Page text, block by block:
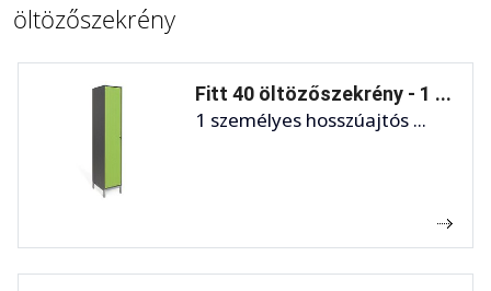
öltözőszekrény
Fitt 40 öltözőszekrény - 1 ...
1 személyes hosszúajtós ...